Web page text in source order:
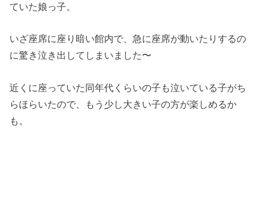
ていた娘っ子。
いざ座席に座り暗い館内で、急に座席が動いたりするの
に驚き泣き出してしまいました〜
近くに座っていた同年代くらいの子も泣いている子がち
らほらいたので、もう少し大きい子の方が楽しめるか
も。